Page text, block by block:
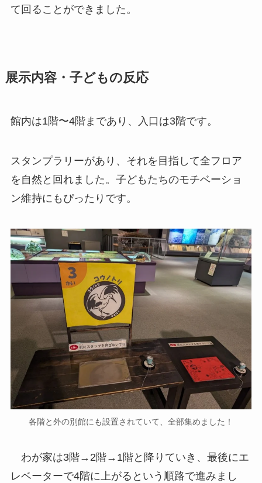
て回ることができました。
展示内容・子どもの反応
館内は1階〜4階まであり、入口は3階です。
スタンプラリーがあり、それを目指して全フロア
を自然と回れました。子どもたちのモチベーショ
ン維持にもぴったりです。
各階と外の別館にも設置されていて、全部集めました！
わが家は3階→2階→1階と降りていき、最後にエ
レベーターで4階に上がるという順路で進みまし